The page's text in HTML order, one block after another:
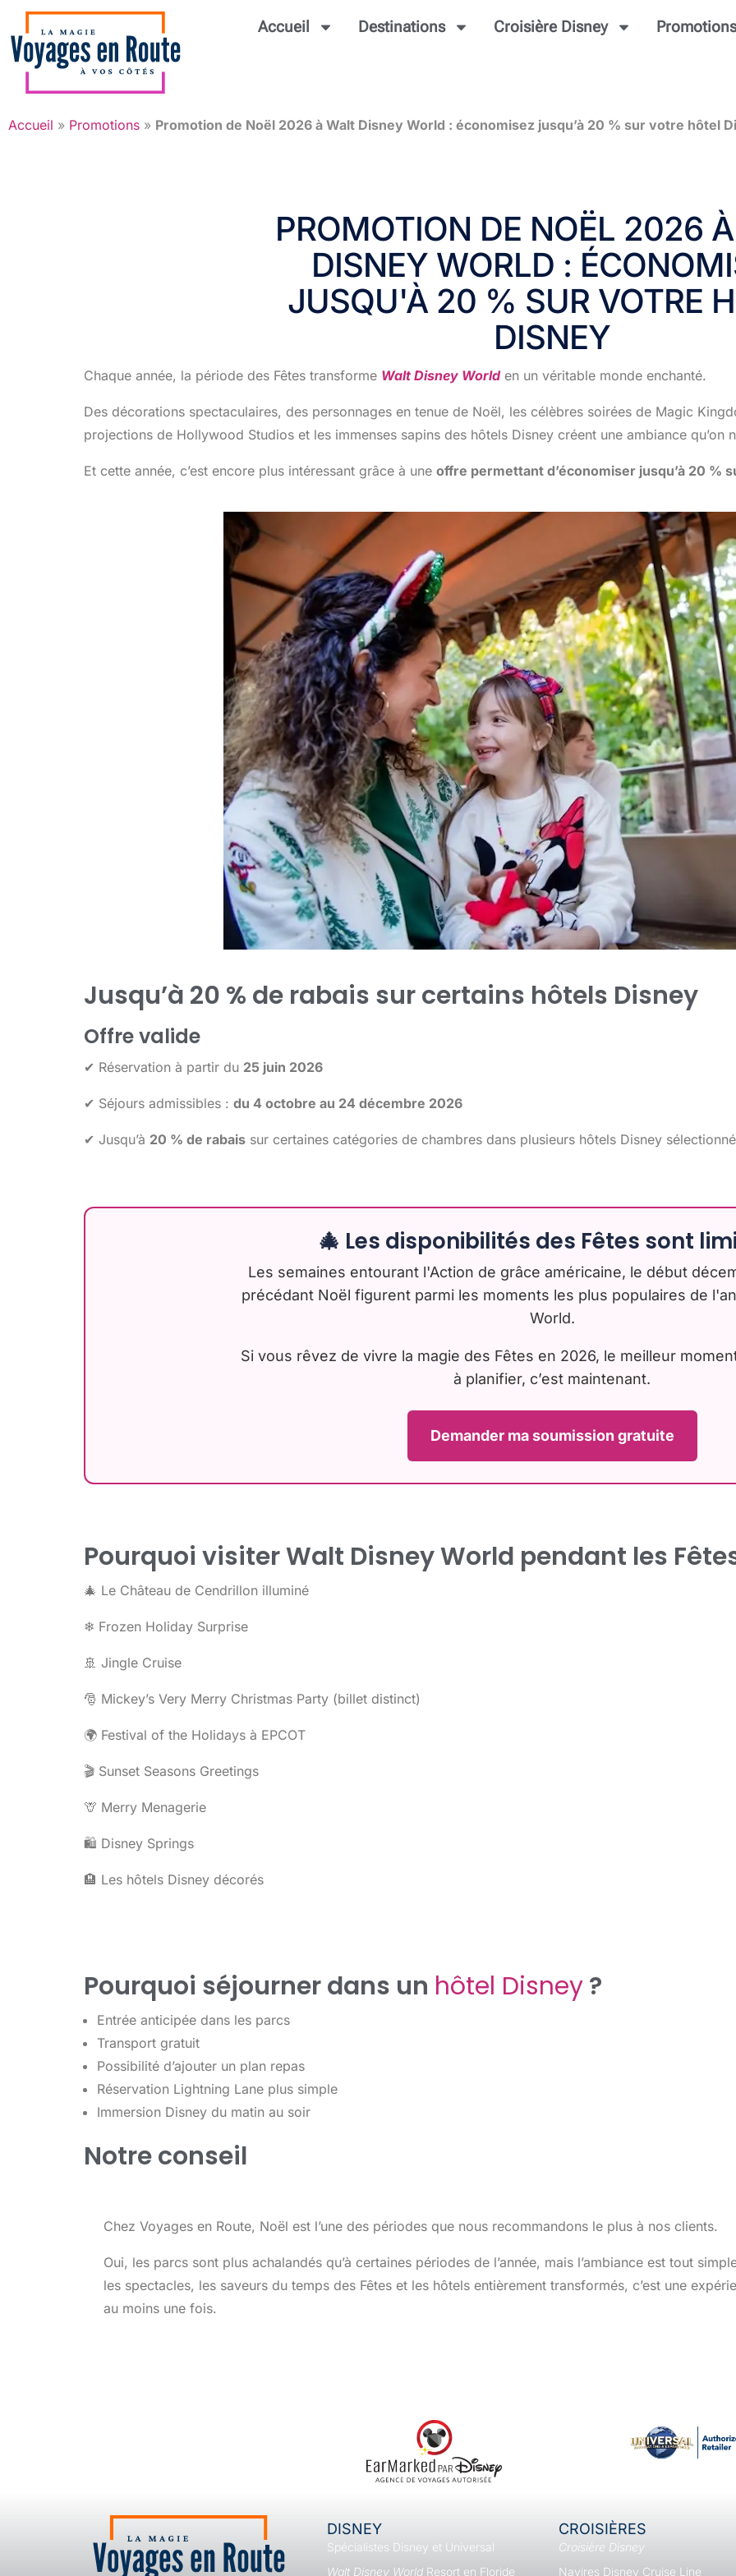
Accueil Destinations Croisière Disney
Accueil » Promotions » Promotion de Noël 2026 à Walt Disney World : économisez jusqu’à 20 % sur votre hôtel
PROMOTION DE NOËL 2026
DISNEY WORLD :
JUSQU'À 20 % SUR VOTRE
DISNEY
Chaque année, la période des Fêtes transforme Walt Disney Worlden un véritable monde enchanté.
Des décorations spectaculaires, des personnages en tenue de Noël, les célèbres soirées de Magic
projections de Hollywood Studios et les immenses sapins des hôtels Disney créent une ambiance qu’on
Et cette année, c’est encore plus intéressant grâce à une offre permettant d’économiser jusqu’à 20 %
Jusqu’à 20 % de rabais sur certains hôtels Disney
Offre valide
✔ Réservation à partir du 25 juin 2026
✔ Séjours admissibles : du 4 octobre au 24 décembre 2026
✔ Jusqu’à 20 % de rabais sur certaines catégories de chambres dans plusieurs hôtels Disney
🎄 Les disponibilités des Fêtes sont
Les semaines entourant l'Action de grâce américaine, le début
précédant Noël figurent parmi les moments les plus populaires de
World.
Si vous rêvez de vivre la magie des Fêtes en 2026, le meilleur
à planifier, c’est maintenant.
Demander ma soumission gratuite
Pourquoi visiter Walt Disney World pendant les
🎄 Le Château de Cendrillon illuminé
❄ Frozen Holiday Surprise
🚢 Jingle Cruise
🎅 Mickey’s Very Merry Christmas Party (billet distinct)
🌍 Festival of the Holidays à EPCOT
🎬 Sunset Seasons Greetings
🦒 Merry Menagerie
🛍 Disney Springs
🏨 Les hôtels Disney décorés
Pourquoi séjourner dans un hôtel Disney?
Entrée anticipée dans les parcs
Transport gratuit
Possibilité d’ajouter un plan repas
Réservation Lightning Lane plus simple
Immersion Disney du matin au soir
Notre conseil
Chez Voyages en Route, Noël est l’une des périodes que nous recommandons le plus à nos clients.
Oui, les parcs sont plus achalandés qu’à certaines périodes de l’année, mais l’ambiance est tout
les spectacles, les saveurs du temps des Fêtes et les hôtels entièrement transformés, c’est une
au moins une fois.
DISNEY
Spécialistes Disney et Universal
Walt Disney World Resort en Floride
CROISIÈRES
Croisière Disney
Navires Disney Cruise Line